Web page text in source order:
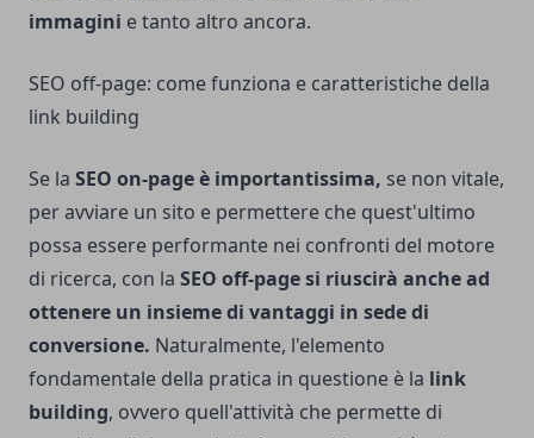
immagini e tanto altro ancora.
SEO off-page: come funziona e caratteristiche della
link building
Se la SEO on-page è importantissima, se non vitale,
per avviare un sito e permettere che quest'ultimo
possa essere performante nei confronti del motore
di ricerca, con la SEO off-page si riuscirà anche ad
ottenere un insieme di vantaggi in sede di
conversione. Naturalmente, l'elemento
fondamentale della pratica in questione è la link
building, ovvero quell'attività che permette di